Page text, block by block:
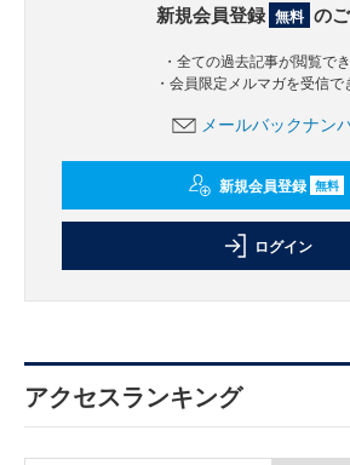
新規会員登録 無料 の
・全ての過去記事が閲覧で
・会員限定メルマガを受信で
メールバックナン
新規会員登録 無料
ログイン
アクセスランキング